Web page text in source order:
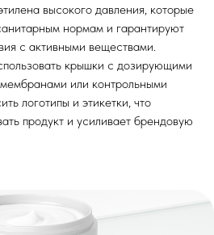
высокого давления, которые
нормам и гарантируют
с активными веществами.
крышки с дозирующими
или контрольными
логотипы и этикетки, что
продукт и усиливает брендовую
политикой